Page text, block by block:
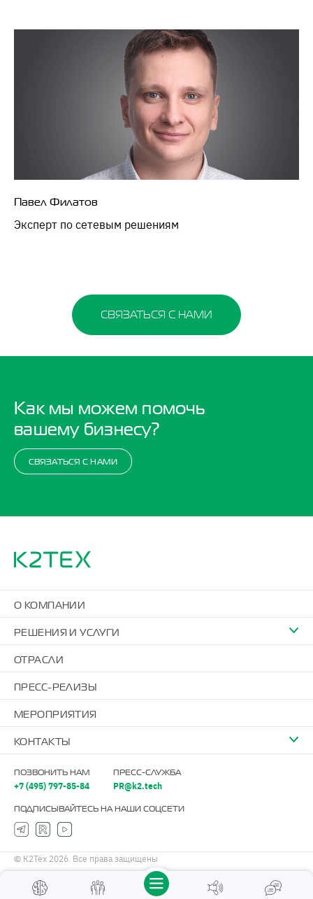
Павел Филатов
Эксперт по сетевым решениям
СВЯЗАТЬСЯ С НАМИ
Как мы можем помочь
вашему бизнесу?
СВЯЗАТЬСЯ С НАМИ
О КОМПАНИИ
РЕШЕНИЯ И УСЛУГИ
ОТРАСЛИ
ПРЕСС-РЕЛИЗЫ
МЕРОПРИЯТИЯ
КОНТАКТЫ
ПОЗВОНИТЬ НАМ
+7 (495) 797-85-84
ПРЕСС-СЛУЖБА
PR@k2.tech
ПОДПИСЫВАЙТЕСЬ НА НАШИ СОЦСЕТИ
© К2Тех 2026. Все права защищены